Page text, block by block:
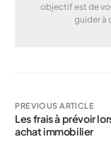
objectif est de
guider à
PREVIOUS ARTICLE
Les frais à prévoir
achat immobilier